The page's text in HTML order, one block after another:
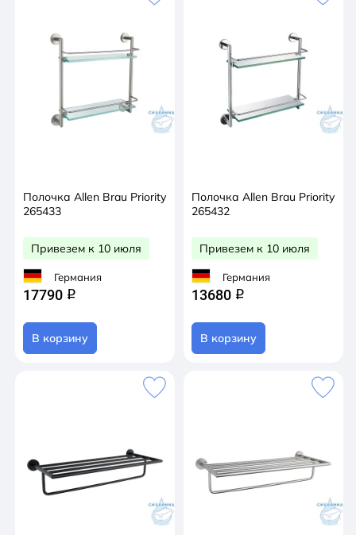
Полочка Allen Brau Priority
265433
Привезем к 10 июля
Германия
17790 q
В корзину
Полочка Allen Brau Priority
265432
Привезем к 10 июля
Германия
13680 q
В корзину